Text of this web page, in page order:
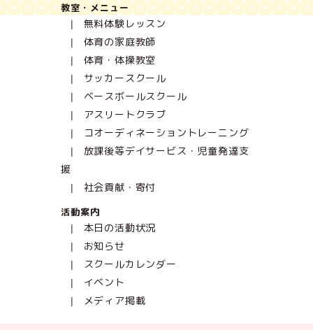
教室・メニュー
無料体験レッスン
体育の家庭教師
体育・体操教室
サッカースクール
ベースボールスクール
アスリートクラブ
コオーディネーショントレーニング
放課後等デイサービス・児童発達支
援
社会貢献・寄付
活動案内
本日の活動状況
お知らせ
スクールカレンダー
イベント
メディア掲載